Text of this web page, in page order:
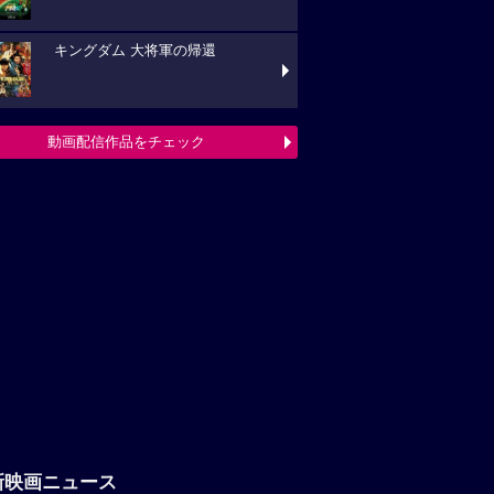
キングダム 大将軍の帰還
動画配信作品をチェック
映画ニュース